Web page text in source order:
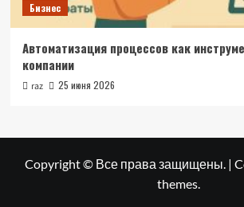
Бизнес
Автоматизация процессов как
компании
raz 25 июня 2026
Copyright © Все права защищены. |
themes.